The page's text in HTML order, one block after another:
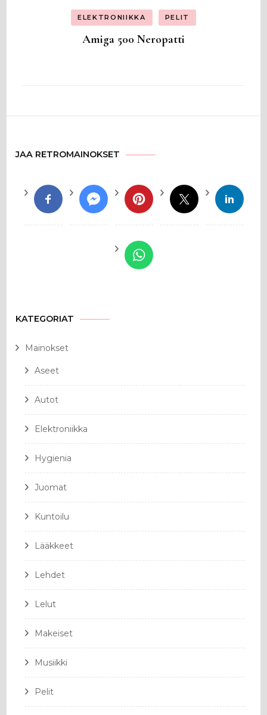
ELEKTRONIIKKA PELIT
Amiga 500 Neropatti
JAA RETROMAINOKSET
KATEGORIAT
Mainokset
Aseet
Autot
Elektroniikka
Hygienia
Juomat
Kuntoilu
Lääkkeet
Lehdet
Lelut
Makeiset
Musiikki
Pelit